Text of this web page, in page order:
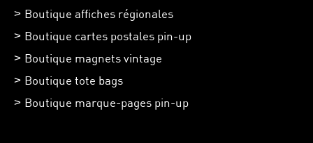
Boutique affiches régionales
Boutique cartes postales pin-up
Boutique magnets vintage
Boutique tote bags
Boutique marque-pages pin-up